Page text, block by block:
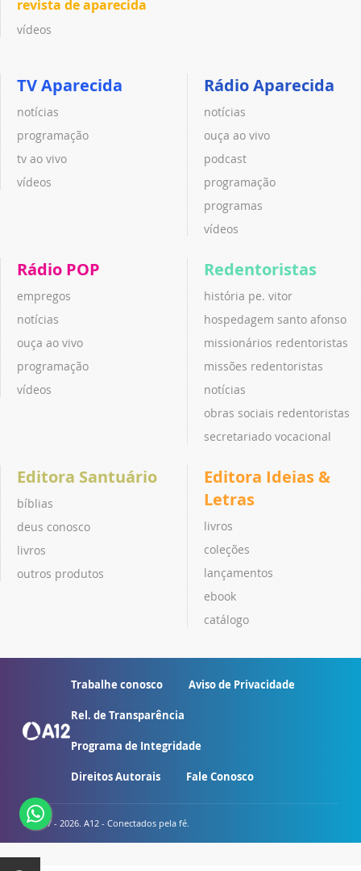
revista de aparecida
vídeos
TV Aparecida
notícias
programação
tv ao vivo
vídeos
Rádio Aparecida
notícias
ouça ao vivo
podcast
programação
programas
vídeos
Rádio POP
empregos
notícias
ouça ao vivo
programação
vídeos
Redentoristas
história pe. vitor
hospedagem santo afonso
missionários redentoristas
missões redentoristas
notícias
obras sociais redentoristas
secretariado vocacional
Editora Santuário
bíblias
deus conosco
livros
outros produtos
Editora Ideias &
Letras
livros
coleções
lançamentos
ebook
catálogo
Trabalhe conosco Aviso de Privacidade
Rel. de Transparência
Programa de Integridade
Direitos Autorais Fale Conosco
© 2007 - 2026. A12 - Conectados pela fé.